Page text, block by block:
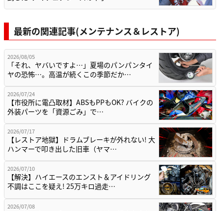
最新の関連記事(メンテナンス＆レストア)
2026/08/05
「それ、ヤバいですよ…」夏場のパンパンタイ
ヤの恐怖…。高温が続くこの季節だか…
2026/07/24
【市役所に電凸取材】ABSもPPもOK? バイクの
外装パーツを「資源ごみ」で…
2026/07/17
【レストア地獄】ドラムブレーキが外れない! 大
ハンマーで叩き出した旧車（ヤマ…
2026/07/10
【解決】ハイエースのエンスト＆アイドリング
不調はここを疑え! 25万キロ過走…
2026/07/08